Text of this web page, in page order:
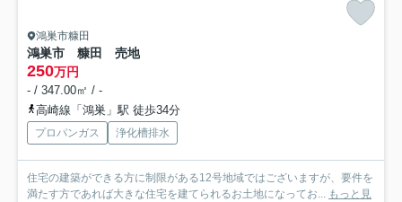
鴻巣市糠田
鴻巣市 糠田 売地
250万円
- / 347.00㎡ / -
高崎線「鴻巣」駅 徒歩34分
プロパンガス 浄化槽排水
住宅の建築ができる方に制限がある12号地域ではございますが、要件を
満たす方であれば大きな住宅を建てられるお土地になってお... もっと見